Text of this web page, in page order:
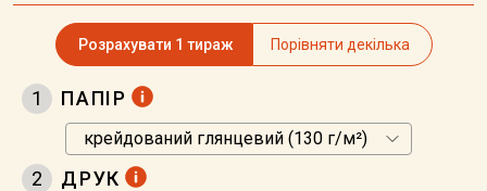
Розрахувати 1 тираж Порівняти декілька
1 ПАПІР
2 ДРУК